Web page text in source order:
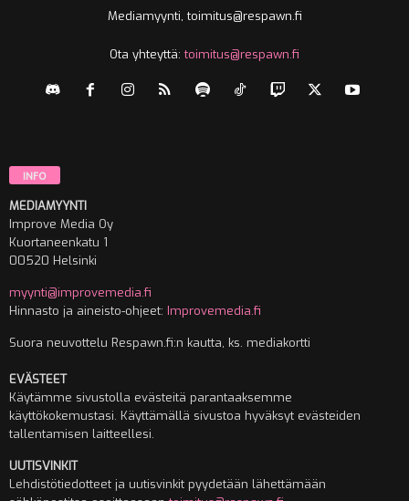
Mediamyynti, toimitus@respawn.fi
Ota yhteyttä:toimitus@respawn.fi
INFO
MEDIAMYYNTI
Improve Media Oy
Kuortaneenkatu 1
00520 Helsinki
myynti@improvemedia.fi
Hinnasto ja aineisto-ohjeet: Improvemedia.fi
Suora neuvottelu Respawn.fi:n kautta, ks. mediakortti
EVÄSTEET
Käytämme sivustolla evästeitä parantaaksemme
käyttökokemustasi. Käyttämällä sivustoa hyväksyt evästeiden
tallentamisen laitteellesi.
UUTISVINKIT
Lehdistötiedotteet ja uutisvinkit pyydetään lähettämään